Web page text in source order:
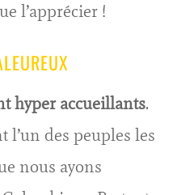
l’apprécier !
hyper accueillants.
l’un des peuples les
nous ayons